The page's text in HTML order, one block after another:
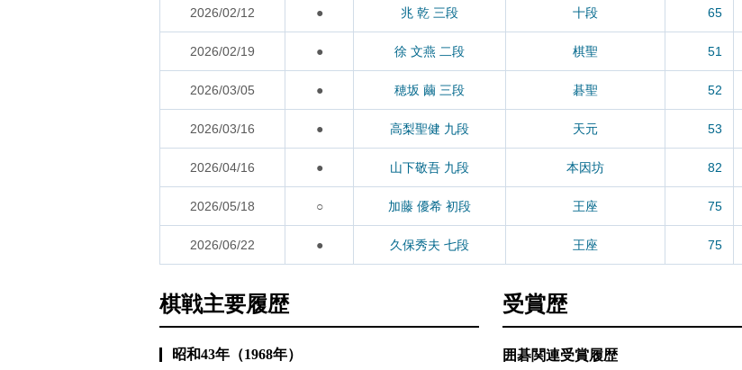
2026/02/12 ● 兆 乾 三段 十段 65
2026/02/19 ● 徐 文燕 二段 棋聖 51
2026/03/05 ● 穂坂 繭 三段 碁聖 52
2026/03/16 ● 高梨聖健 九段 天元 53
2026/04/16 ● 山下敬吾 九段 本因坊 82
2026/05/18 ○ 加藤 優希 初段 王座 75
2026/06/22 ● 久保秀夫 七段 王座 75
棋戦主要履歴
昭和43年（1968年）
受賞歴
囲碁関連受賞履歴